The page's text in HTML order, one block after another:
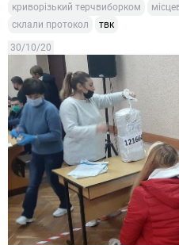
криворізький терчвиборком
склали протокол
твк
30/10/20